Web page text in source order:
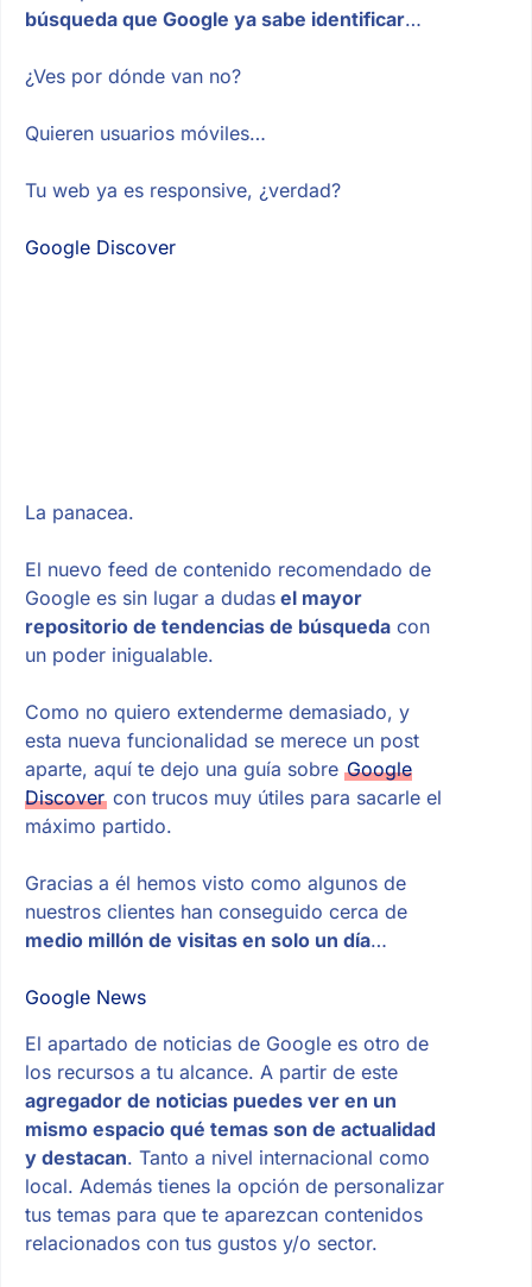
búsqueda que Google ya sabe identificar…
¿Ves por dónde van no?
Quieren usuarios móviles…
Tu web ya es responsive, ¿verdad?
Google Discover
La panacea.
El nuevo feed de contenido recomendado de
Google es sin lugar a dudasel mayor
repositorio de tendencias de búsquedacon
un poder inigualable.
Como no quiero extenderme demasiado, y
esta nueva funcionalidad se merece un post
aparte, aquí te dejo una guía sobre Google
Discovercon trucos muy útiles para sacarle el
máximo partido.
Gracias a él hemos visto como algunos de
nuestros clientes han conseguido cerca de
medio millón de visitas en solo un día…
Google News
El apartado de noticias de Google es otro de
los recursos a tu alcance. A partir de este
agregador de noticias puedes ver en un
mismo espacio qué temas son de actualidad
y destacan. Tanto a nivel internacional como
local. Además tienes la opción de personalizar
tus temas para que te aparezcan contenidos
relacionados con tus gustos y/o sector.